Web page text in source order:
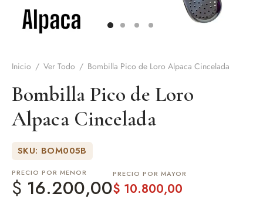
Inicio / Ver Todo / Bombilla Pico de Loro Alpaca Cincelada
Bombilla Pico de Loro
Alpaca Cincelada
SKU: BOM005B
PRECIO POR MENOR
$ 16.200,00
PRECIO POR MAYOR
$ 10.800,00
Asado y vino
y accesorios